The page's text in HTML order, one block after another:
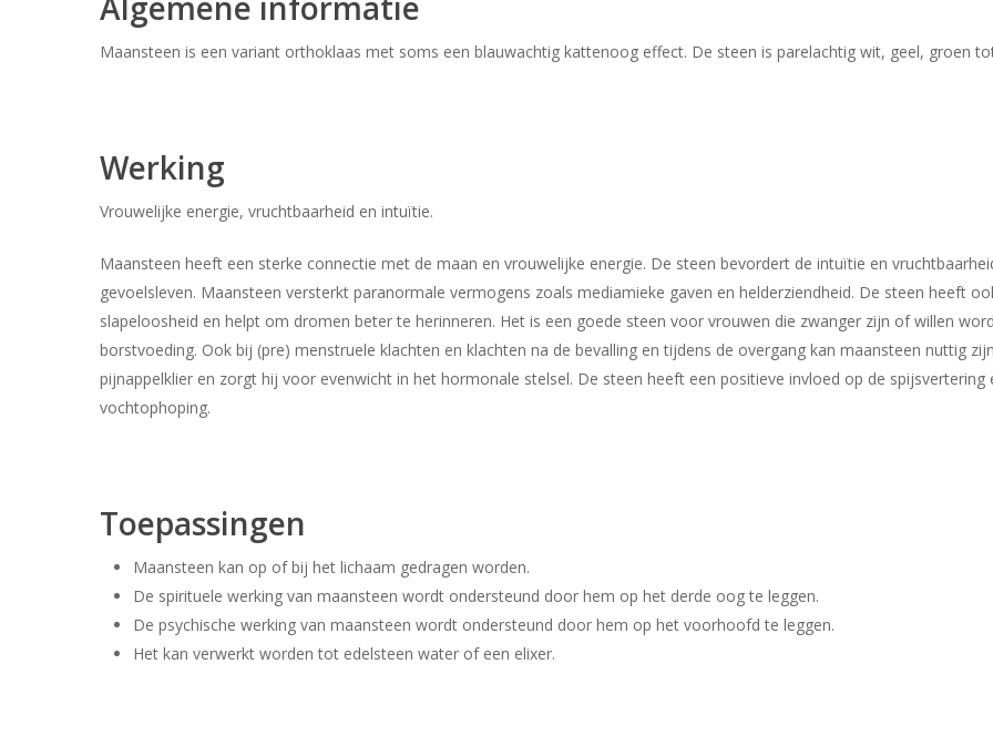
Maansteen is een variant orthoklaas met soms een blauwachtig kattenoog effect. De steen is parelachtig wit, geel, groen
Werking
Vrouwelijke energie, vruchtbaarheid en intuïtie.
Maansteen heeft een sterke connectie met de maan en vrouwelijke energie. De steen bevordert de intuïtie en
gevoelsleven. Maansteen versterkt paranormale vermogens zoals mediamieke gaven en helderziendheid. De steen heeft
slapeloosheid en helpt om dromen beter te herinneren. Het is een goede steen voor vrouwen die zwanger zijn of willen
borstvoeding. Ook bij (pre) menstruele klachten en klachten na de bevalling en tijdens de overgang kan maansteen nuttig
pijnappelklier en zorgt hij voor evenwicht in het hormonale stelsel. De steen heeft een positieve invloed op de
vochtophoping.
Toepassingen
Maansteen kan op of bij het lichaam gedragen worden.
De spirituele werking van maansteen wordt ondersteund door hem op het derde oog te leggen.
De psychische werking van maansteen wordt ondersteund door hem op het voorhoofd te leggen.
Het kan verwerkt worden tot edelsteen water of een elixer.